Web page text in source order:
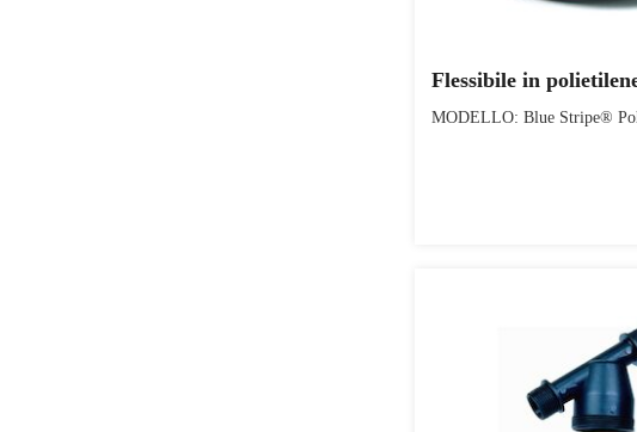
Flessibile in
MODELLO: Blue Stripe®